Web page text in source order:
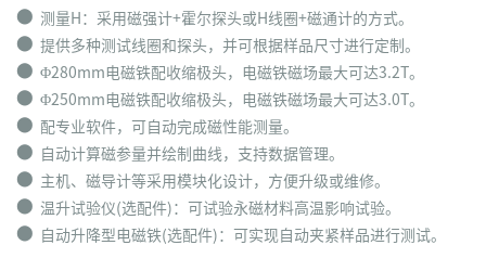
⬤ 测量H：采用磁强计+霍尔探头或H线圈+磁通计的方式。
⬤ 提供多种测试线圈和探头，并可根据样品尺寸进行定制。
⬤ Φ280mm电磁铁配收缩极头，电磁铁磁场最大可达3.2T。
⬤ Φ250mm电磁铁配收缩极头，电磁铁磁场最大可达3.0T。
⬤ 配专业软件，可自动完成磁性能测量。
⬤
自动计算磁参量并绘制曲线，支持数据管理。
⬤ 主机、磁导计等采用模块化设计，方便升级或维修。
⬤ 温升试验仪(选配件)：可试验永磁材料高温影响试验。
⬤
自动升降型电磁铁(选配件)：可实现自动夹紧样品进行测试。